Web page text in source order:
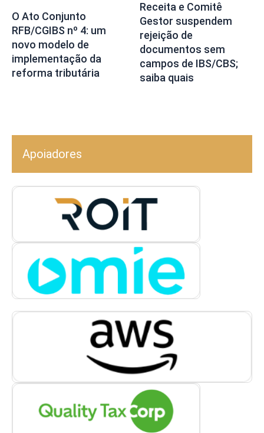
O Ato Conjunto
RFB/CGIBS nº 4: um
novo modelo de
implementação da
reforma tributária
Receita e Comitê
Gestor suspendem
rejeição de
documentos sem
campos de IBS/CBS;
saiba quais
Apoiadores